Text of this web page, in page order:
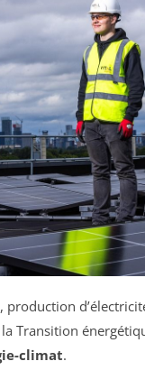
, production
Transition
climat.